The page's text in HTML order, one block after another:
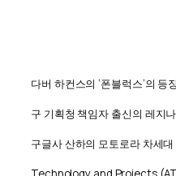
다버 하컨스의 ‘폰블럭스’의
구 기획청 책임자 출신의 레지
구글사 산하의 모토로라 차세